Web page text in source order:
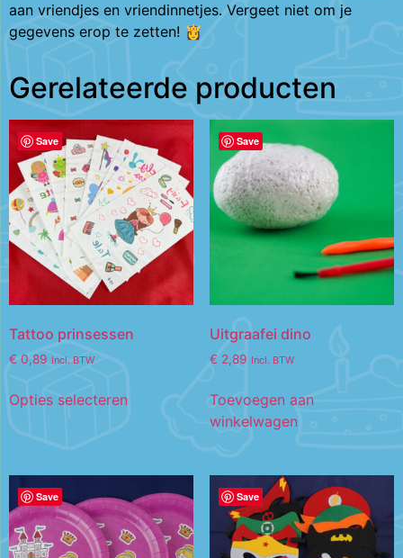
aan vriendjes en vriendinnetjes. Vergeet niet om je
gegevens erop te zetten! 👸
Gerelateerde producten
Save
Tattoo prinsessen
€ 0,89 Incl. BTW
Opties selecteren
Save
Uitgraafei dino
€2,89 Incl. BTW
Toevoegen aan
winkelwagen
Save Save